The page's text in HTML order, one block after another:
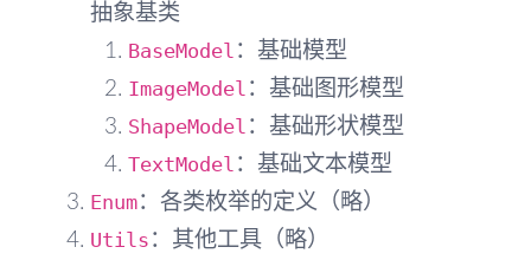
抽象基类
BaseModel ：基础模型
ImageModel ：基础图形模型
ShapeModel ：基础形状模型
TextModel ：基础文本模型
Enum：各类枚举的定义（略）
Utils ：其他工具（略）